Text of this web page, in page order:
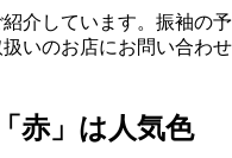
介しています。振袖の予
いのお店にお問い合わせ
赤」は人気色